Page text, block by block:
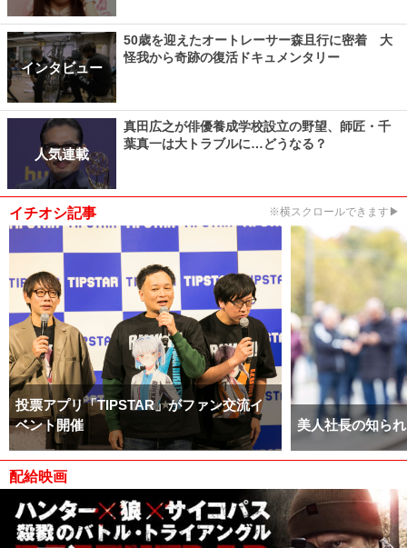
インタビュー
50歳を迎えたオートレーサー森且行に密着 大
怪我から奇跡の復活ドキュメンタリー
人気連載
真田広之が俳優養成学校設立の野望、師匠・千
葉真一は大トラブルに…どうなる？
イチオシ記事 ※横スクロールできます▶
投票アプリ「TIPSTAR」がファン交流イ
ベント開催
美人社長の知ら
配給映画